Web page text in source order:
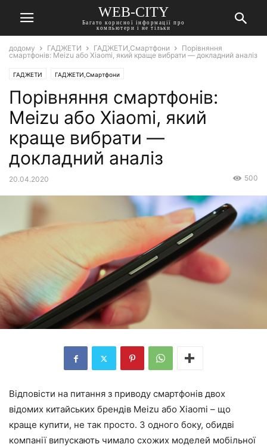
WEB-CITY
Багато корисної інформації про
компьютери і не тільки
додому ГАДЖЕТИ ГАДЖЕТИ,Смартфони
Порівняння
смартфонів: Meizu або Xiaomi, який краще вибрати — докладний аналіз
ГАДЖЕТИ ГАДЖЕТИ,Смартфони
Порівняння смартфонів:
Meizu або Xiaomi, який
краще вибрати —
докладний аналіз
20.04.2020 500
Відповісти на питання з приводу смартфонів двох
відомих китайських брендів Meizu або Xiaomi – що
краще купити, не так просто. З одного боку, обидві
компанії випускають чимало схожих моделей мобільної